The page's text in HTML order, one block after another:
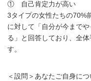
① 自己肯定力が高い
3タイプの女性たちの70%
に対して「自分が今まで
る」と回答しており、全
す。
＜設問＞あなたご自身につ